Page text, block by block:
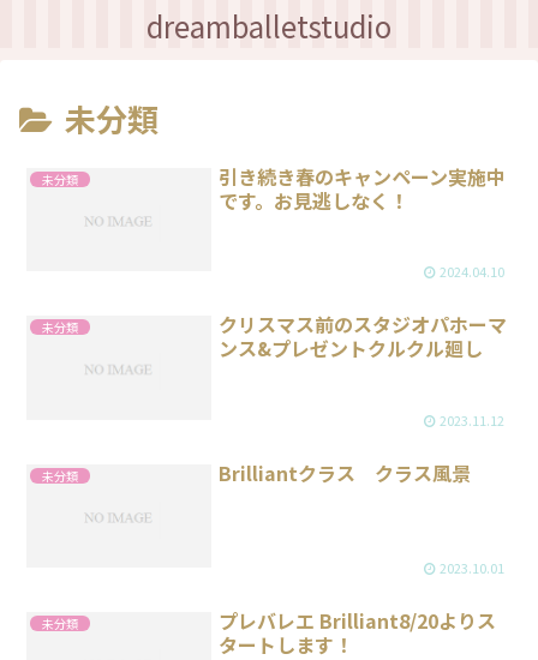
dreamballetstudio
未分類
未分類
引き続き春のキャンペーン実施中
です。お見逃しなく！
2024.04.10
未分類
クリスマス前のスタジオパホーマ
ンス&プレゼントクルクル廻し
2023.11.12
未分類 Brilliantクラス クラス風景
2023.10.01
未分類
プレバレエ Brilliant8/20よりス
タートします！